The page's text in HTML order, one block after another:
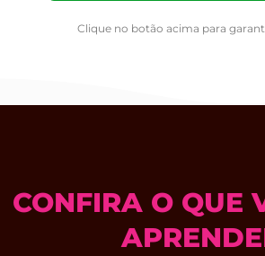
Clique no botão acima para
CONFIRA O QUE